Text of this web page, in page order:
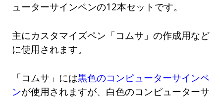
ューターサインペンの12本セットです。
主にカスタマイズペン「コムサ」の作成用など
に使用されます。
「コムサ」には黒色のコンピューターサインペ
ンが使用されますが、白色のコンピューターサ